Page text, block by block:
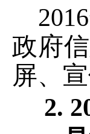
政府
屏、
2.